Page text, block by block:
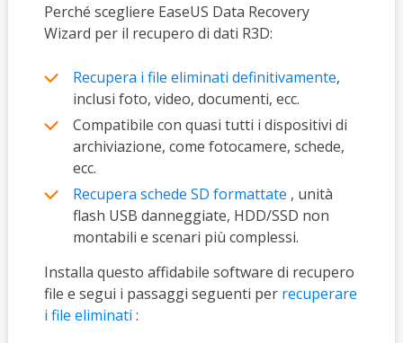
Perché scegliere EaseUS Data Recovery
Wizard per il recupero di dati R3D:
Recupera i file eliminati definitivamente,
inclusi foto, video, documenti, ecc.
Compatibile con quasi tutti i dispositivi di
archiviazione, come fotocamere, schede,
ecc.
Recupera schede SD formattate , unità
flash USB danneggiate, HDD/SSD non
montabili e scenari più complessi.
Installa questo affidabile software di recupero
file e segui i passaggi seguenti per recuperare
i file eliminati :